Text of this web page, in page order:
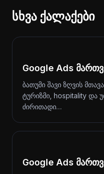
სხვა ქალაქები
Google Ads
ბათუმი შავი ზღვის
ტურიზმი, hospitality და
ძირითადი…
Google Ads